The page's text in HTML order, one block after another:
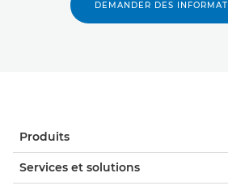
DEMANDER DES
Produits
Services et solutions